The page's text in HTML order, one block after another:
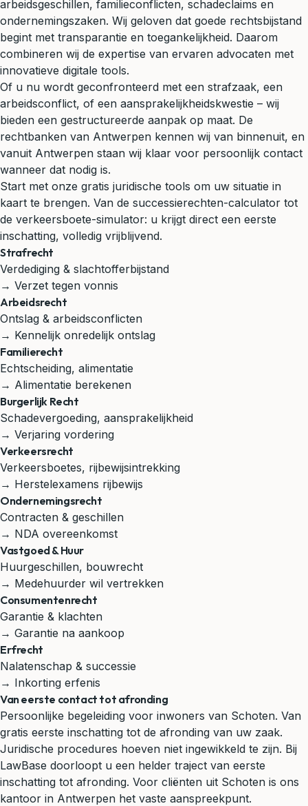
arbeidsgeschillen, familieconflicten, schadeclaims en
ondernemingszaken. Wij geloven dat goede rechtsbijstand
begint met transparantie en toegankelijkheid. Daarom
combineren wij de expertise van ervaren advocaten met
innovatieve digitale tools.
Of u nu wordt geconfronteerd met een strafzaak, een
arbeidsconflict, of een aansprakelijkheidskwestie – wij
bieden een gestructureerde aanpak op maat. De
rechtbanken van Antwerpen kennen wij van binnenuit, en
vanuit Antwerpen staan wij klaar voor persoonlijk contact
wanneer dat nodig is.
Start met onze gratis juridische tools om uw situatie in
kaart te brengen. Van de successierechten-calculator tot
de verkeersboete-simulator: u krijgt direct een eerste
inschatting, volledig vrijblijvend.
Strafrecht
Verdediging & slachtofferbijstand
→ Verzet tegen vonnis
Arbeidsrecht
Ontslag & arbeidsconflicten
→ Kennelijk onredelijk ontslag
Familierecht
Echtscheiding, alimentatie
→ Alimentatie berekenen
Burgerlijk Recht
Schadevergoeding, aansprakelijkheid
→ Verjaring vordering
Verkeersrecht
Verkeersboetes, rijbewijsintrekking
→ Herstelexamens rijbewijs
Ondernemingsrecht
Contracten & geschillen
→ NDA overeenkomst
Vastgoed & Huur
Huurgeschillen, bouwrecht
→ Medehuurder wil vertrekken
Consumentenrecht
Garantie & klachten
→ Garantie na aankoop
Erfrecht
Nalatenschap & successie
→ Inkorting erfenis
Van eerste contact tot afronding
Persoonlijke begeleiding voor inwoners van Schoten. Van
gratis eerste inschatting tot de afronding van uw zaak.
Juridische procedures hoeven niet ingewikkeld te zijn. Bij
LawBase doorloopt u een helder traject van eerste
inschatting tot afronding. Voor cliënten uit Schoten is ons
kantoor in Antwerpen het vaste aanspreekpunt.